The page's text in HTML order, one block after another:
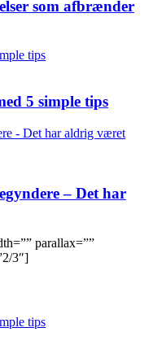
som afbrænder
5 simple tips
– Det har
parallax=””
3″]